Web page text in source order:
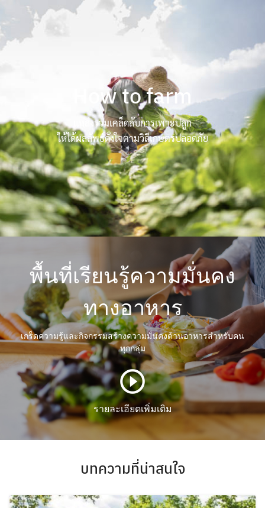
How to farm
แหล่งรวมเคล็ดลับการเพาะปลูก
ให้ได้ผลลัพธ์ดั่งใจตามวิถีเกษตรปลอดภัย
พื้นที่เรียนรู้ความมั่นคง
ทางอาหาร
เกร็ดความรู้และกิจกรรมสร้างความมั่นคงด้านอาหารสำหรับคน
ทุกกลุ่ม
play_circle_outline
รายละเอียดเพิ่มเติม
บทความที่น่าสนใจ